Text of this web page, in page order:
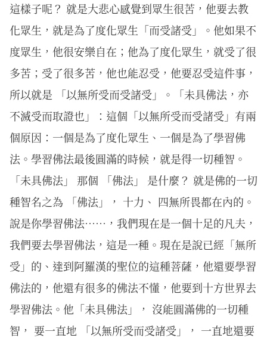
這樣子呢？ 就是大悲心感覺到眾生很苦，他要去教
化眾生，就是為了度化眾生「而受諸受」。他如果不
度眾生，他很安樂自在；他為了度化眾生，就受了很
多苦；受了很多苦，他也能忍受，他要忍受這件事，
所以就是 「以無所受而受諸受」。「未具佛法，亦
不滅受而取證也」：這個「以無所受而受諸受」有兩
個原因：一個是為了度化眾生、一個是為了學習佛
法。學習佛法最後圓滿的時候，就是得一切種智。
「未具佛法」 那個 「佛法」 是什麼？ 就是佛的一切
種智名之為 「佛法」， 十力、 四無所畏都在內的。
說是你學習佛法……，我們現在是一個十足的凡夫，
我們要去學習佛法，這是一種。現在是說已經「無所
受」的、達到阿羅漢的聖位的這種菩薩，他還要學習
佛法的，他還有很多的佛法不懂，他要到十方世界去
學習佛法。他「未具佛法」， 沒能圓滿佛的一切種
智， 要一直地 「以無所受而受諸受」， 一直地還要